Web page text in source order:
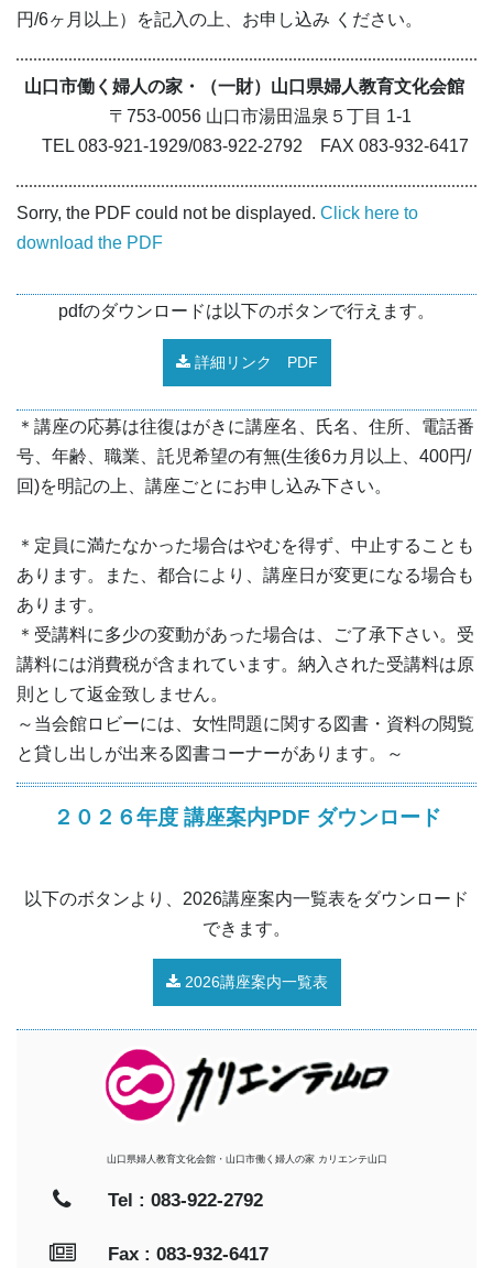
円/6ヶ月以上）を記入の上、お申し込み ください。
山口市働く婦人の家・（一財）山口県婦人教育文化会館
〒753-0056 山口市湯田温泉５丁目 1-1
TEL 083-921-1929/083-922-2792 FAX 083-932-6417
Sorry, the PDF could not be displayed. Click here to
download the PDF
pdfのダウンロードは以下のボタンで行えます。
詳細リンク PDF
＊講座の応募は往復はがきに講座名、氏名、住所、電話番
号、年齢、職業、託児希望の有無(生後6カ月以上、400円/
回)を明記の上、講座ごとにお申し込み下さい。
＊定員に満たなかった場合はやむを得ず、中止することも
あります。また、都合により、講座日が変更になる場合も
あります。
＊受講料に多少の変動があった場合は、ご了承下さい。受
講料には消費税が含まれています。納入された受講料は原
則として返金致しません。
～当会館ロビーには、女性問題に関する図書・資料の閲覧
と貸し出しが出来る図書コーナーがあります。～
２０２６年度 講座案内PDF ダウンロード
以下のボタンより、2026講座案内一覧表をダウンロード
できます。
2026講座案内一覧表
山口県婦人教育文化会館・山口市働く婦人の家 カリエンテ山口
Tel : 083-922-2792
Fax : 083-932-6417